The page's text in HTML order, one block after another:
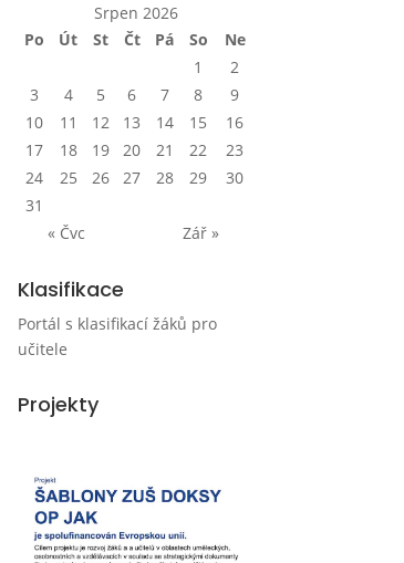
Srpen 2026
Po
Út St Čt Pá So
Ne
1
2
3
4 5 6 7 8
9
10
11 12 13 14 15
16
17
18 19 20 21 22
23
24
25 26 27 28 29
30
31
« Čvc
Zář »
Klasifikace
Portál s klasifikací žáků pro
učitele
Projekty